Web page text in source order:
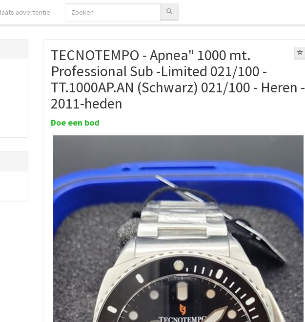
advertentie
TECNOTEMPO - Apnea" 1000 mt.
Professional Sub -Limited 021/100 -
TT.1000AP.AN (Schwarz) 021/100 - Heren -
2011-heden
Doe een bod